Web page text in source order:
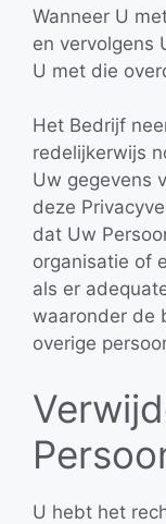
Wanneer U
en vervolgens
U met die
Het Bedrijf
redelijkerwijs
Uw gegevens
deze
dat Uw
organisatie of
als er
waaronder de
overige
U hebt het